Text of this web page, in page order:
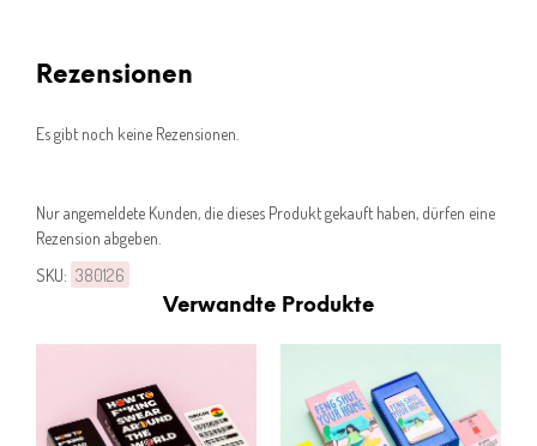
Rezensionen
Es gibt noch keine Rezensionen.
Nur angemeldete Kunden, die dieses Produkt gekauft haben, dürfen eine
Rezension abgeben.
SKU: 380126
Verwandte Produkte